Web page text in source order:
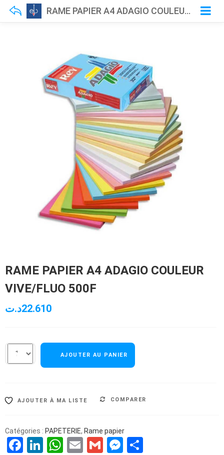
RAME PAPIER A4 ADAGIO COULEUR VIVE/FLUO 500F
RAME PAPIER A4 ADAGIO COULEUR
VIVE/FLUO 500F
22.610د.ت
AJOUTER AU PANIER
AJOUTER À MA LISTE COMPARER
Catégories : PAPETERIE, Rame papier
Facebook
LinkedIn
WhatsApp
EmailGmailMessenger